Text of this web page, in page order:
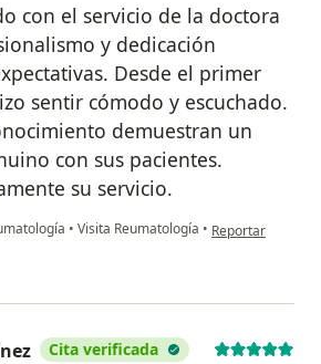
con el servicio de la doctora
y dedicación
Desde el primer
sentir cómodo y escuchado.
demuestran un
con sus pacientes.
su servicio.
• Visita Reumatología • en opinión del
Reportar
Cita verificada